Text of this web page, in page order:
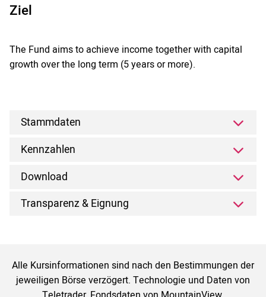
Ziel
The Fund aims to achieve income together with capital
growth over the long term (5 years or more).
Stammdaten
Kennzahlen
Download
Transparenz & Eignung
Alle Kursinformationen sind nach den Bestimmungen der
jeweiligen Börse verzögert. Technologie und Daten von